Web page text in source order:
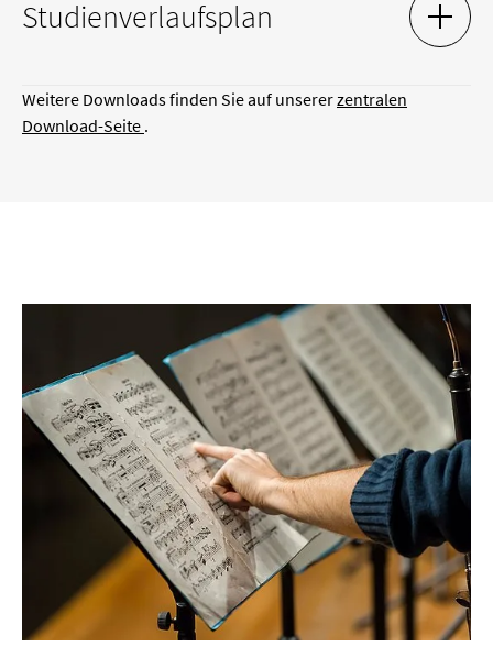
Studien­verlaufs­plan
Weitere Downloads finden Sie auf unsererzentralen
Download-Seite .